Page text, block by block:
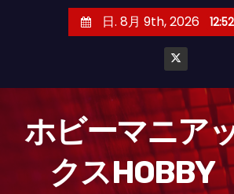
日. 8月 9th, 2026
ホビーマニア
クスHOBBY